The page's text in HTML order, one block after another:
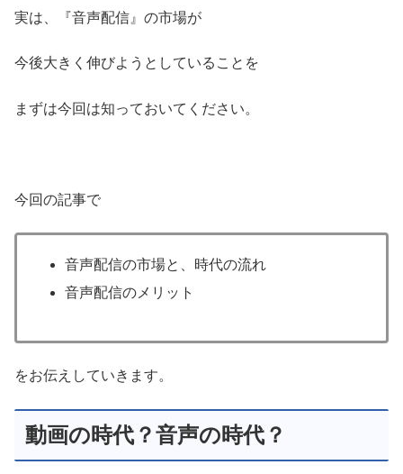
実は、『音声配信』の市場が
今後大きく伸びようとしていることを
まずは今回は知っておいてください。
今回の記事で
音声配信の市場と、時代の流れ
音声配信のメリット
をお伝えしていきます。
動画の時代？音声の時代？